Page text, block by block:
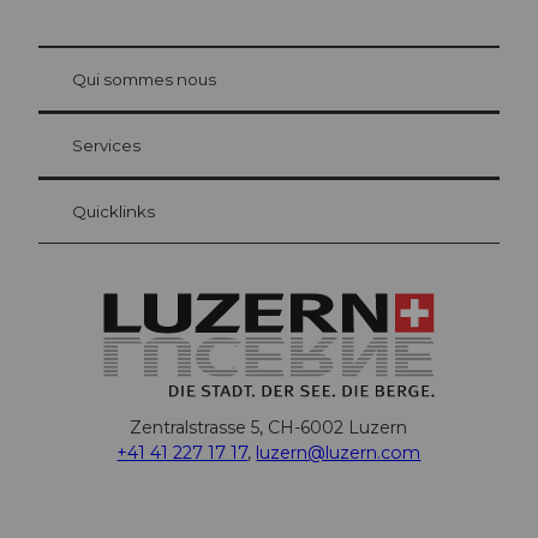
Carte d’hôte Lucerne
Vos avantages en tant qu'hôte pour la nuit
at Bre
Qui sommes nous
Services
Quicklinks
Zentralstrasse 5, CH-6002 Luzern
+41 41 227 17 17, luzern@luzern.com